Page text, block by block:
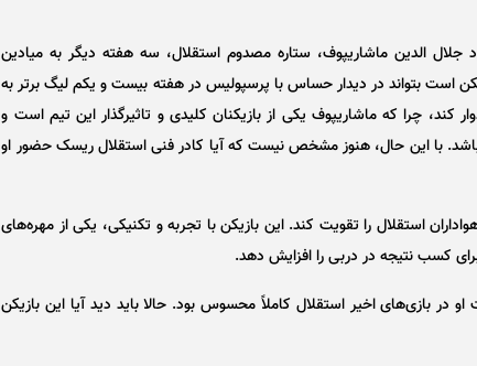
جلال الدین ماشاریپوف، ستاره مصدوم استقلال، سه هفته دیگر به میادین
است بتواند در دیدار حساس با پرسپولیس در هفته بیست و یکم لیگ برتر به
کند، چرا که ماشاریپوف یکی از بازیکنان کلیدی و تاثیرگذار این تیم است و
با این حال، هنوز مشخص نیست که آیا کادر فنی استقلال ریسک حضور او
استقلال را تقویت کند. این بازیکن با تجربه و تکنیکی، یکی از مهره‌های
کسب نتیجه در دربی را افزایش دهد.
بازی‌های اخیر استقلال کاملاً محسوس بود. حالا باید دید آیا این بازیکن